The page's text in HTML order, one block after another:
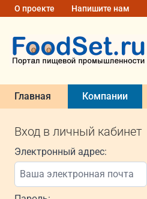
О проекте Напишите нам
Главная Компании
Вход в личный кабинет
Электронный адрес: